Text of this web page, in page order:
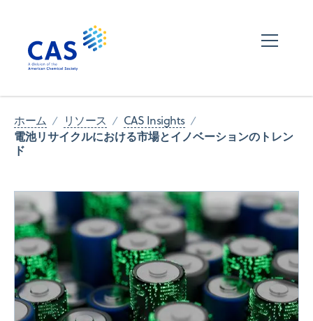
ホーム リソース CAS Insights
電池リサイクルにおける市場とイノベーションのトレン
ド